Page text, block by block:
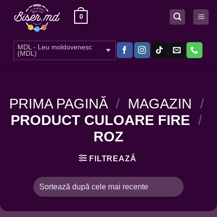
0
MDL - Leu moldovenesc
(MDL)
PRIMA PAGINĂ / MAGAZIN /
PRODUCT CULOARE FIRE /
ROZ
FILTREAZĂ